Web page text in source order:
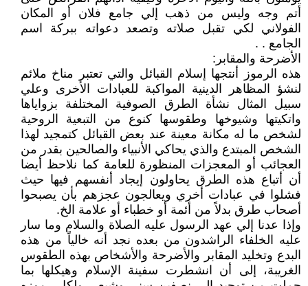
أتم وجه وليس من ذهب إلي جامع فلان أو المكان
الفولاني لكي تقبل صلاته وتصعد دعواته ببركة اسم
الجامع . .
الأضرحة والمقابر:
هذه الرموز أنتجها إسلام القبائل والتي تعتبر مناخ ملائم
لنشؤ المظاهر الدينية المواكبة للعبادات الأخرى وعلي
سبيل المثال نشأة الطرق الصوفية المختلفة بزواياها
واتكيتها وشيوخها وطقوسها كنوع من التبعية الروحية
لشخص ما له مكانة معينة عند بعض القبائل كتمجيد لهذا
الشخص المبتدع والذي يحاكي الأنبياء والصالحين بقدر من
العجائب أو المعجزات المنظورة للعامة كما نلاحظ أيضا
أن أتباع هذه الطرق يحاولون إيجاد أنفسهم فيها حيث
فشلوا في عبادات أخري ويعالجون عجزهم بأن يصبحوا
أصحاب طرق بدلاً من أئمة أو خطباء أو علامة الخ.
وإذا عدنا إلي عهد الرسول عليه الصلاة والسلام وما سار
عليه الخلفاء الراشدون من بعده نجد أنه خالياً من هذه
البدع وتخليد المقابر والأضرحة والأشخاص بهذه الطقوس
الغريبة، إلى أن انشطرت سفينة الإسلام وهيكلها بما